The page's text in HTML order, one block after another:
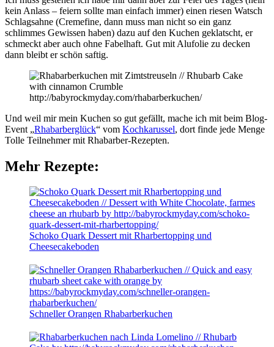
kein Anlass – feiern sollte man einfach immer) einen riesen Watsch
Schlagsahne (Cremefine, dann muss man nicht so ein ganz
schlimmes Gewissen haben) dazu auf den Kuchen geklatscht, er
schmeckt aber auch ohne Fabelhaft. Gut mit Alufolie zu decken
dann bleibt er schön saftig.
Und weil mir mein Kuchen so gut gefällt, mache ich mit beim Blog-
Event „Rhabarberglück“ vom Kochkarussel, dort finde jede Menge
Tolle Teilnehmer mit Rhabarber-Rezepten.
Mehr Rezepte:
Schoko Quark Dessert mit Rharbertopping und
Cheesecakeboden
Schneller Orangen Rhabarberkuchen